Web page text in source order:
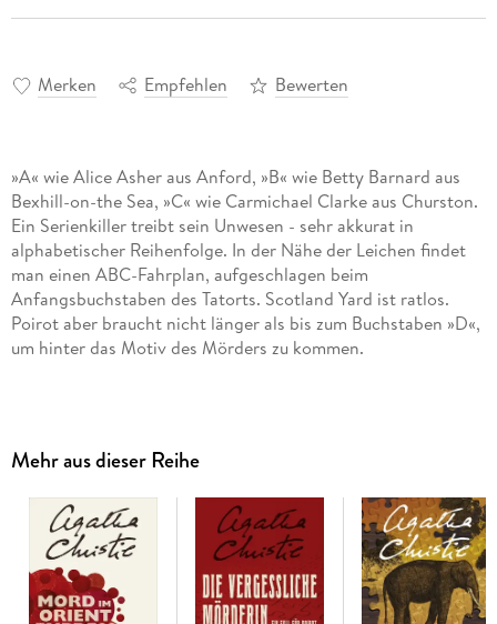
Merken Empfehlen Bewerten
»A« wie Alice Asher aus Anford, »B« wie Betty Barnard aus
Bexhill-on-the Sea, »C« wie Carmichael Clarke aus Churston.
Ein Serienkiller treibt sein Unwesen - sehr akkurat in
alphabetischer Reihenfolge. In der Nähe der Leichen findet
man einen ABC-Fahrplan, aufgeschlagen beim
Anfangsbuchstaben des Tatorts. Scotland Yard ist ratlos.
Poirot aber braucht nicht länger als bis zum Buchstaben »D«,
um hinter das Motiv des Mörders zu kommen.
Cover
Titelseite
Für James Watts, einen [. . .]
Vorwort von Captain Arthur Hastings, Träger des Order of
the British Empire
1 Der Brief
2 Nicht aus Captain Hastings Perspektive
Mehr aus dieser Reihe